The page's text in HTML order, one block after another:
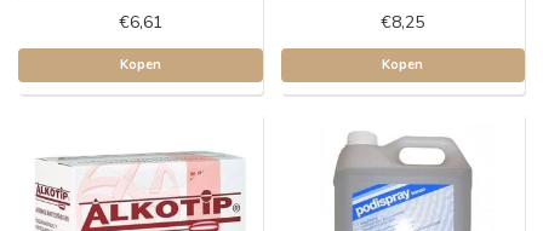
€6,61
Kopen
€8,25
Kopen